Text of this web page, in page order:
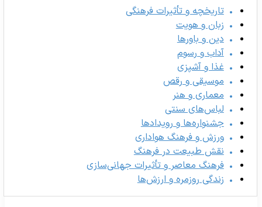
تاریخچه و تأثیرات فرهنگی
زبان و هویت
دین و باورها
آداب و رسوم
غذا و آشپزی
موسیقی و رقص
معماری و هنر
لباس‌های سنتی
جشنواره‌ها و رویدادها
ورزش و فرهنگ هواداری
نقش طبیعت در فرهنگ
فرهنگ معاصر و تأثیرات جهانی‌سازی
زندگی روزمره و ارزش‌ها